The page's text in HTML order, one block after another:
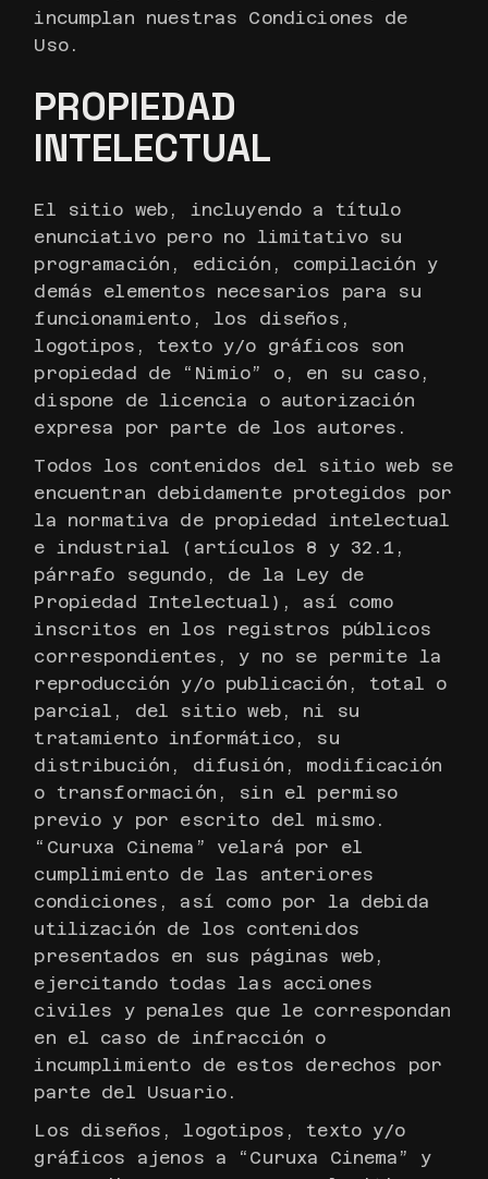
incumplan nuestras Condiciones de
Uso.
PROPIEDAD
INTELECTUAL
El sitio web, incluyendo a título
enunciativo pero no limitativo su
programación, edición, compilación y
demás elementos necesarios para su
funcionamiento, los diseños,
logotipos, texto y/o gráficos son
propiedad de “Nimio” o, en su caso,
dispone de licencia o autorización
expresa por parte de los autores.
Todos los contenidos del sitio web se
encuentran debidamente protegidos por
la normativa de propiedad intelectual
e industrial (artículos 8 y 32.1,
párrafo segundo, de la Ley de
Propiedad Intelectual), así como
inscritos en los registros públicos
correspondientes, y no se permite la
reproducción y/o publicación, total o
parcial, del sitio web, ni su
tratamiento informático, su
distribución, difusión, modificación
o transformación, sin el permiso
previo y por escrito del mismo.
“Curuxa Cinema” velará por el
cumplimiento de las anteriores
condiciones, así como por la debida
utilización de los contenidos
presentados en sus páginas web,
ejercitando todas las acciones
civiles y penales que le correspondan
en el caso de infracción o
incumplimiento de estos derechos por
parte del Usuario.
Los diseños, logotipos, texto y/o
gráficos ajenos a “Curuxa Cinema” y